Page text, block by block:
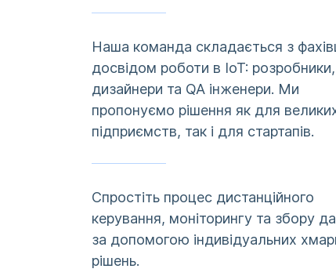
Наша команда складається з
досвідом роботи в IoT: розробники,
дизайнери та QA інженери. Ми
пропонуємо рішення як для
підприємств, так і для стартапів.
Спростіть процес дистанційного
керування, моніторингу та збору
за допомогою індивідуальних
рішень.